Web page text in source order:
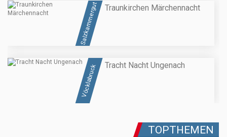
Salzkammergut Traunkirchen Märchennacht
Vöcklabruck Tracht Nacht Ungenach
TOPTHEMEN